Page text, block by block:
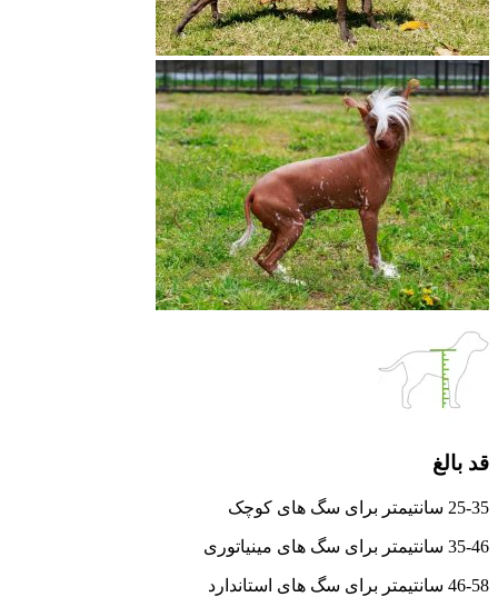
قد بالغ
25-35 سانتیمتر برای سگ های کوچک
35-46 سانتیمتر برای سگ های مینیاتوری
46-58 سانتیمتر برای سگ های استاندارد